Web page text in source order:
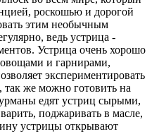
роскошью и дорогой
этим необычным
ведь устрица -
Устрица очень хорошо
овощами и гарнирами,
экспериментировать
же можно готовить на
едят устриц сырыми,
поджаривать в масле,
устрицы открывают